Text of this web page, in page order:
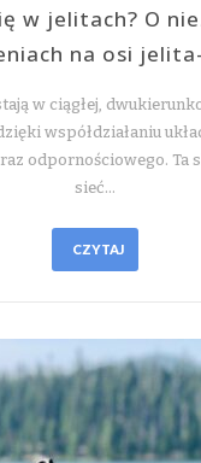
w jelitach? O
na osi
w ciągłej,
współdziałaniu
odpornościowego. Ta
sieć…
CZYTAJ